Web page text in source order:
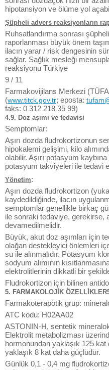
hipotansiyon ve ölüme yol
Şüpheli advers reaksiyonların
Ruhsatlandırma sonrası
raporlanması büyük önem
ilacın yarar / risk dengesinin
sağlar. Sağlık mesleği
reaksiyonu Türkiye
9 / 11
Farmakovijilans Merkezi
(www.titck.gov.tr; eposta:
faks: 0 312 218 35 99)
4.9. Doz aşımı ve tedavisi
Semptomlar:
Aşırı dozda fludrokortizonun
hipokalemi gelişimi, kilo
olabilir. Aşırı potasyum
potasyum takviyeleri ile tedavi
Yönetim:
Aşırı dozda fludrokortizon
kaydedildiğinde, ilacın
semptomlar genellikle birkaç
ile sonraki tedaviye, gerekirse,
devamedilmelidir.
Büyük, akut doz aşımları için
olağan destekleyici önlemleri
su ile alınmalıdır. Potasyum
sodyum alımının
elektrolitlerinin dikkatli bir
Fludrokortizon için bilinen
5. FARMAKOLOJİK
Farmakoterapötik grup:
ATC kodu: H02AA02
ASTONIN-H, sentetik
Elektrolit metabolizması
hormonundan yaklaşık 125
yaklaşık 8 kat daha güçlüdür.
Günlük 0,1 - 0,4 mg